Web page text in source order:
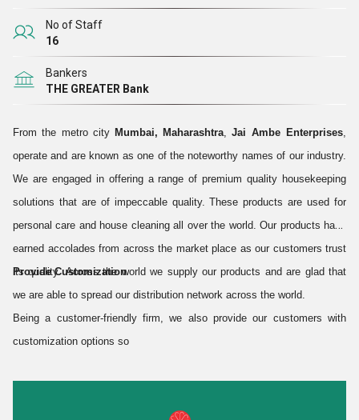
No of Staff
16
Bankers
THE GREATER Bank
From the metro city Mumbai, Maharashtra, Jai Ambe Enterprises,
operate and are known as one of the noteworthy names of our industry.
We are engaged in offering a range of premium quality housekeeping
solutions that are of impeccable quality. These products are used for
personal care and house cleaning all over the world. Our products have
earned accolades from across the market place as our customers trust
its quality. Across the world we supply our products and are glad that
we are able to spread our distribution network across the world.
Provide Customization
Being a customer-friendly firm, we also provide our customers with
customization options so
Share a Quick Message with us